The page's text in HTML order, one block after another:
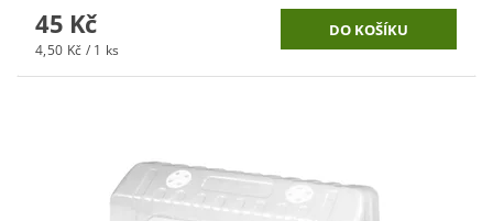
45 Kč
4,50 Kč / 1 ks